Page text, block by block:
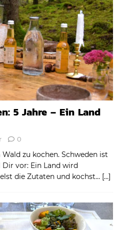
5 Jahre – Ein Land
0
zu kochen. Schweden ist
Dir vor: Ein Land wird
die Zutaten und kochst… […]